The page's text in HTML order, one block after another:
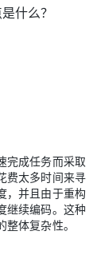
什么？
完成任务而采取
费太多时间来寻
，并且由于重构
继续编码。这种
体复杂性。